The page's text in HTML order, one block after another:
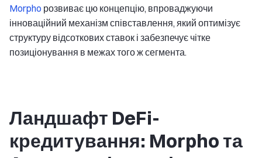
Morpho розвиває цю концепцію, впроваджуючи
інноваційний механізм співставлення, який оптимізує
структуру відсоткових ставок і забезпечує чітке
позиціонування в межах того ж сегмента.
Ландшафт DeFi-
кредитування: Morpho та